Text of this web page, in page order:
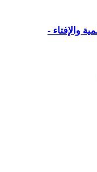
والإفتاء -